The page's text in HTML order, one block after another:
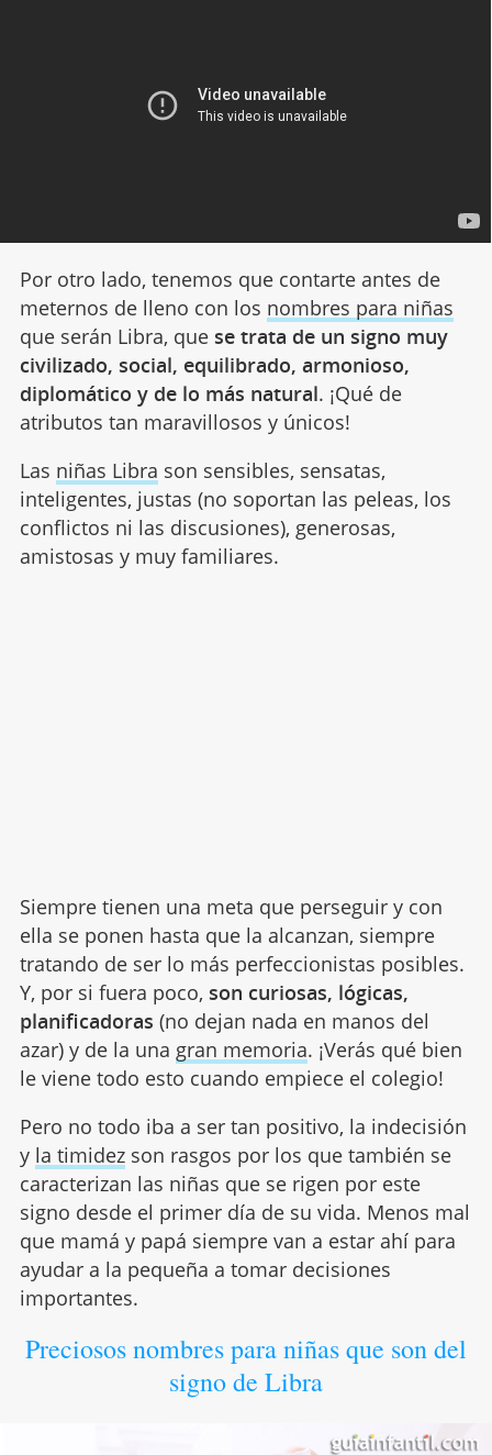
Por otro lado, tenemos que contarte antes de
meternos de lleno con los nombres para niñas
que serán Libra, que se trata de un signo muy
civilizado, social, equilibrado, armonioso,
diplomático y de lo más natural. ¡Qué de
atributos tan maravillosos y únicos!
Las niñas Libra son sensibles, sensatas,
inteligentes, justas (no soportan las peleas, los
conflictos ni las discusiones), generosas,
amistosas y muy familiares.
Siempre tienen una meta que perseguir y con
ella se ponen hasta que la alcanzan, siempre
tratando de ser lo más perfeccionistas posibles.
Y, por si fuera poco, son curiosas, lógicas,
planificadoras (no dejan nada en manos del
azar) y de la una gran memoria. ¡Verás qué bien
le viene todo esto cuando empiece el colegio!
Pero no todo iba a ser tan positivo, la indecisión
y la timidezson rasgos por los que también se
caracterizan las niñas que se rigen por este
signo desde el primer día de su vida. Menos mal
que mamá y papá siempre van a estar ahí para
ayudar a la pequeña a tomar decisiones
importantes.
Preciosos nombres para niñas que son del
signo de Libra